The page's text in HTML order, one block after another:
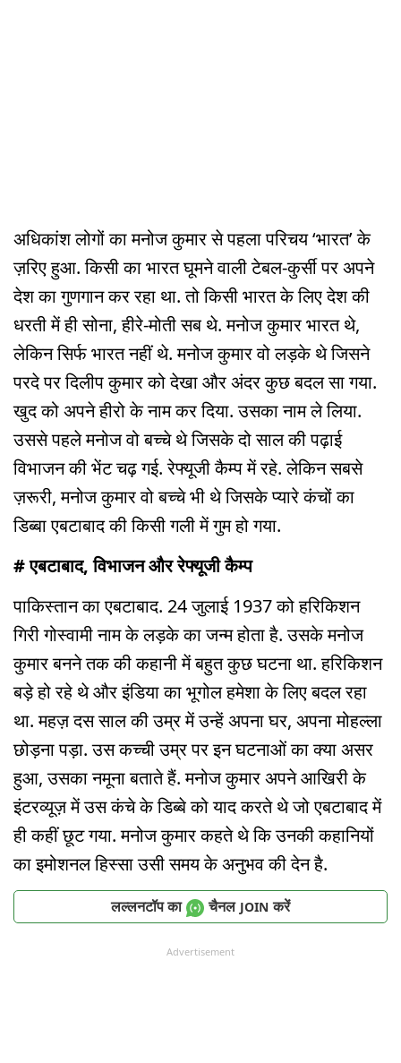
अधिकांश लोगों का मनोज कुमार से पहला परिचय ‘भारत’ के
ज़रिए हुआ. किसी का भारत घूमने वाली टेबल-कुर्सी पर अपने
देश का गुणगान कर रहा था. तो किसी भारत के लिए देश की
धरती में ही सोना, हीरे-मोती सब थे. मनोज कुमार भारत थे,
लेकिन सिर्फ भारत नहीं थे. मनोज कुमार वो लड़के थे जिसने
परदे पर दिलीप कुमार को देखा और अंदर कुछ बदल सा गया.
खुद को अपने हीरो के नाम कर दिया. उसका नाम ले लिया.
उससे पहले मनोज वो बच्चे थे जिसके दो साल की पढ़ाई
विभाजन की भेंट चढ़ गई. रेफ्यूजी कैम्प में रहे. लेकिन सबसे
ज़रूरी, मनोज कुमार वो बच्चे भी थे जिसके प्यारे कंचों का
डिब्बा एबटाबाद की किसी गली में गुम हो गया.
# एबटाबाद, विभाजन और रेफ्यूजी कैम्प
पाकिस्तान का एबटाबाद. 24 जुलाई 1937 को हरिकिशन
गिरी गोस्वामी नाम के लड़के का जन्म होता है. उसके मनोज
कुमार बनने तक की कहानी में बहुत कुछ घटना था. हरिकिशन
बड़े हो रहे थे और इंडिया का भूगोल हमेशा के लिए बदल रहा
था. महज़ दस साल की उम्र में उन्हें अपना घर, अपना मोहल्ला
छोड़ना पड़ा. उस कच्ची उम्र पर इन घटनाओं का क्या असर
हुआ, उसका नमूना बताते हैं. मनोज कुमार अपने आखिरी के
इंटरव्यूज़ में उस कंचे के डिब्बे को याद करते थे जो एबटाबाद में
ही कहीं छूट गया. मनोज कुमार कहते थे कि उनकी कहानियों
का इमोशनल हिस्सा उसी समय के अनुभव की देन है.
लल्लनटॉप का चैनल JOIN करें
Advertisement